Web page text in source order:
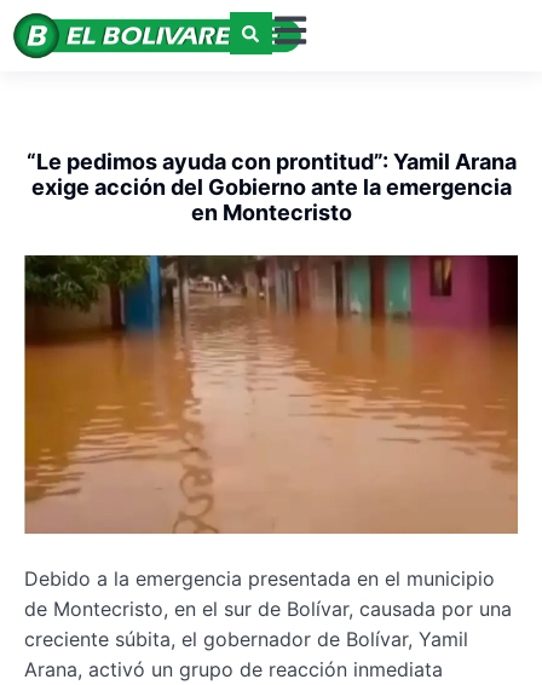
“Le pedimos ayuda con prontitud”: Yamil Arana
exige acción del Gobierno ante la emergencia
en Montecristo
Debido a la emergencia presentada en el municipio
de Montecristo, en el sur de Bolívar, causada por una
creciente súbita, el gobernador de Bolívar, Yamil
Arana, activó un grupo de reacción inmediata